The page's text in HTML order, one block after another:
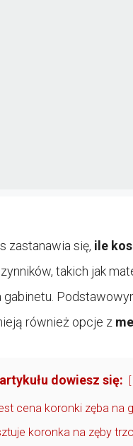
zastanawia się, ile
takich jak
gabinetu.
również opcje z
dowiesz się:
cena koronki zęba na
koronka na zęby